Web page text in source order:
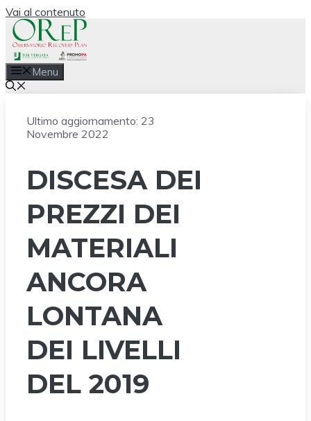
Vai al contenuto
Menu
Ultimo aggiornamento: 23
Novembre 2022
DISCESA DEI
PREZZI DEI
MATERIALI
ANCORA
LONTANA
DEI LIVELLI
DEL 2019